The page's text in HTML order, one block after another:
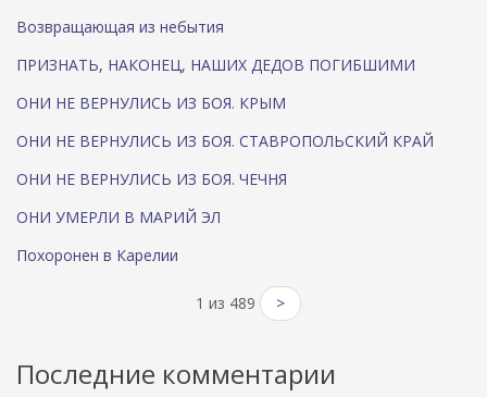
Возвращающая из небытия
ПРИЗНАТЬ, НАКОНЕЦ, НАШИХ ДЕДОВ ПОГИБШИМИ
ОНИ НЕ ВЕРНУЛИСЬ ИЗ БОЯ. КРЫМ
ОНИ НЕ ВЕРНУЛИСЬ ИЗ БОЯ. СТАВРОПОЛЬСКИЙ КРАЙ
ОНИ НЕ ВЕРНУЛИСЬ ИЗ БОЯ. ЧЕЧНЯ
ОНИ УМЕРЛИ В МАРИЙ ЭЛ
Похоронен в Карелии
1 из 489 >
Последние комментарии